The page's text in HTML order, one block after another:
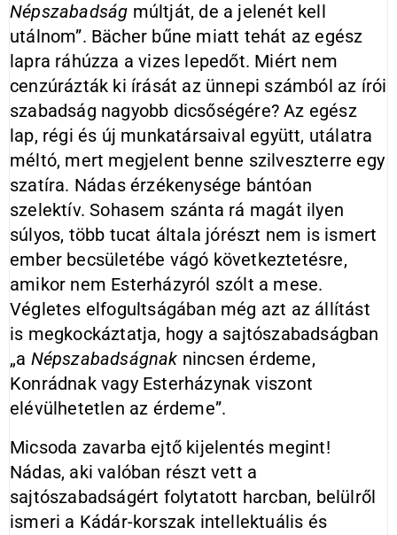
Népszabadság múltját, de a jelenét kell
utálnom”. Bächer bűne miatt tehát az egész
lapra ráhúzza a vizes lepedőt. Miért nem
cenzúrázták ki írását az ünnepi számból az írói
szabadság nagyobb dicsőségére? Az egész
lap, régi és új munkatársaival együtt, utálatra
méltó, mert megjelent benne szilveszterre egy
szatíra. Nádas érzékenysége bántóan
szelektív. Sohasem szánta rá magát ilyen
súlyos, több tucat általa jórészt nem is ismert
ember becsületébe vágó következtetésre,
amikor nem Esterházyról szólt a mese.
Végletes elfogultságában még azt az állítást
is megkockáztatja, hogy a sajtószabadságban
„a Népszabadságnak nincsen érdeme,
Konrádnak vagy Esterházynak viszont
elévülhetetlen az érdeme”.
Micsoda zavarba ejtő kijelentés megint!
Nádas, aki valóban részt vett a
sajtószabadságért folytatott harcban, belülről
ismeri a Kádár-korszak intellektuális és